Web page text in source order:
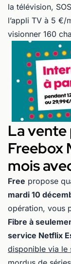
la télévision,
l’appli TV à 5
visionner 160
La vente
Freebox
mois
Free propose
mardi 10
opération, vous
Fibre à
service Netflix
disponible via le